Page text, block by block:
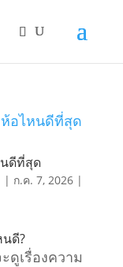
ดีที่สุด
| ก.ค. 7, 2026|
ดี?
ดูเรื่องความ